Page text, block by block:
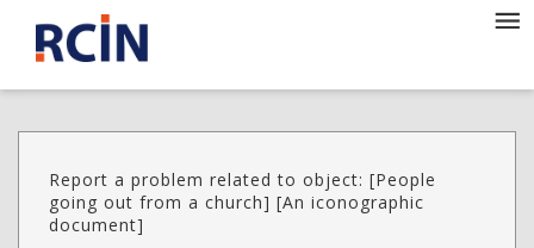
Report a problem related to object: [People
going out from a church] [An iconographic
document]